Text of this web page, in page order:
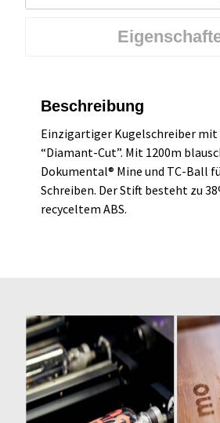
Beschreibung
Einzigartiger Kugelschreiber
“Diamant-Cut”. Mit 1200m
Dokumental® Mine und TC-Ball
Schreiben. Der Stift besteht zu
recyceltem ABS.